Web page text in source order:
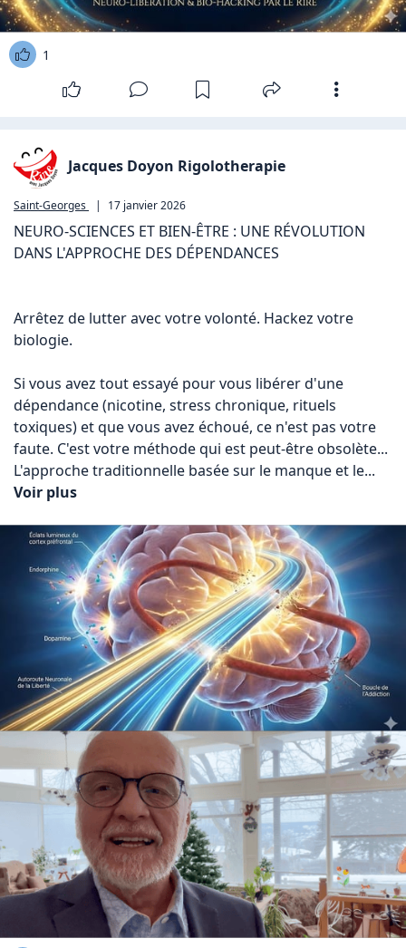
1
Jacques Doyon Rigolotherapie
Saint-Georges | 17 janvier 2026
NEURO-SCIENCES ET BIEN-ÊTRE : UNE RÉVOLUTION
DANS L'APPROCHE DES DÉPENDANCES
Arrêtez de lutter avec votre volonté. Hackez votre
biologie.
Si vous avez tout essayé pour vous libérer d'une
dépendance (nicotine, stress chronique, rituels
toxiques) et que vous avez échoué, ce n'est pas votre
faute. C'est votre méthode qui est peut-être obsolète...
Voir plus